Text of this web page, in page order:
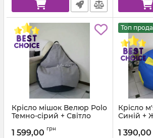
Крісло мішок Велюр Polo
Темно-сірий + Світло
Артикул: km-polo-17-16-l
1 599,00 грн
Топ
Крісло
Синій +
1 390,00